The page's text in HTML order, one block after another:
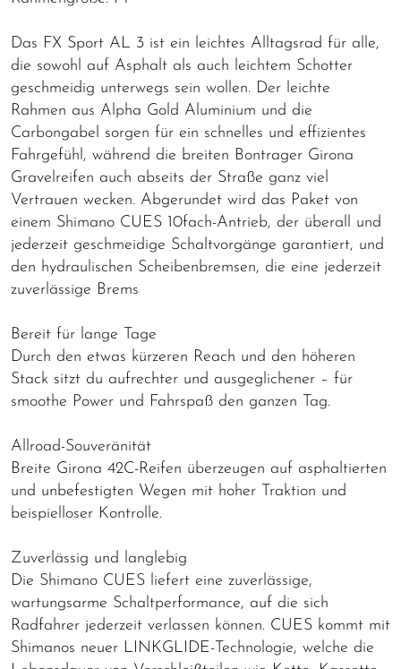
Das FX Sport AL 3 ist ein leichtes Alltagsrad für alle,
die sowohl auf Asphalt als auch leichtem Schotter
geschmeidig unterwegs sein wollen. Der leichte
Rahmen aus Alpha Gold Aluminium und die
Carbongabel sorgen für ein schnelles und effizientes
Fahrgefühl, während die breiten Bontrager Girona
Gravelreifen auch abseits der Straße ganz viel
Vertrauen wecken. Abgerundet wird das Paket von
einem Shimano CUES 10fach-Antrieb, der überall und
jederzeit geschmeidige Schaltvorgänge garantiert, und
den hydraulischen Scheibenbremsen, die eine jederzeit
zuverlässige Brems
Bereit für lange Tage
Durch den etwas kürzeren Reach und den höheren
Stack sitzt du aufrechter und ausgeglichener – für
smoothe Power und Fahrspaß den ganzen Tag.
Allroad-Souveränität
Breite Girona 42C-Reifen überzeugen auf asphaltierten
und unbefestigten Wegen mit hoher Traktion und
beispielloser Kontrolle.
Zuverlässig und langlebig
Die Shimano CUES liefert eine zuverlässige,
wartungsarme Schaltperformance, auf die sich
Radfahrer jederzeit verlassen können. CUES kommt mit
Shimanos neuer LINKGLIDE-Technologie, welche die